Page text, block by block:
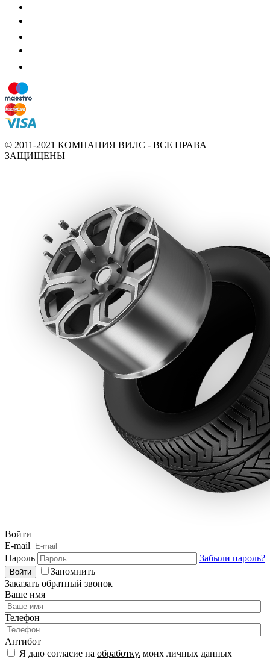
© 2011-2021 КОМПАНИЯ ВИЛС - ВСЕ ПРАВА
ЗАЩИЩЕНЫ
Войти
E-mail
Пароль
Забыли пароль?
Войти
Запомнить
Заказать обратный звонок
Ваше имя
Телефон
Антибот
Я даю согласие на обработку. моих личных данных